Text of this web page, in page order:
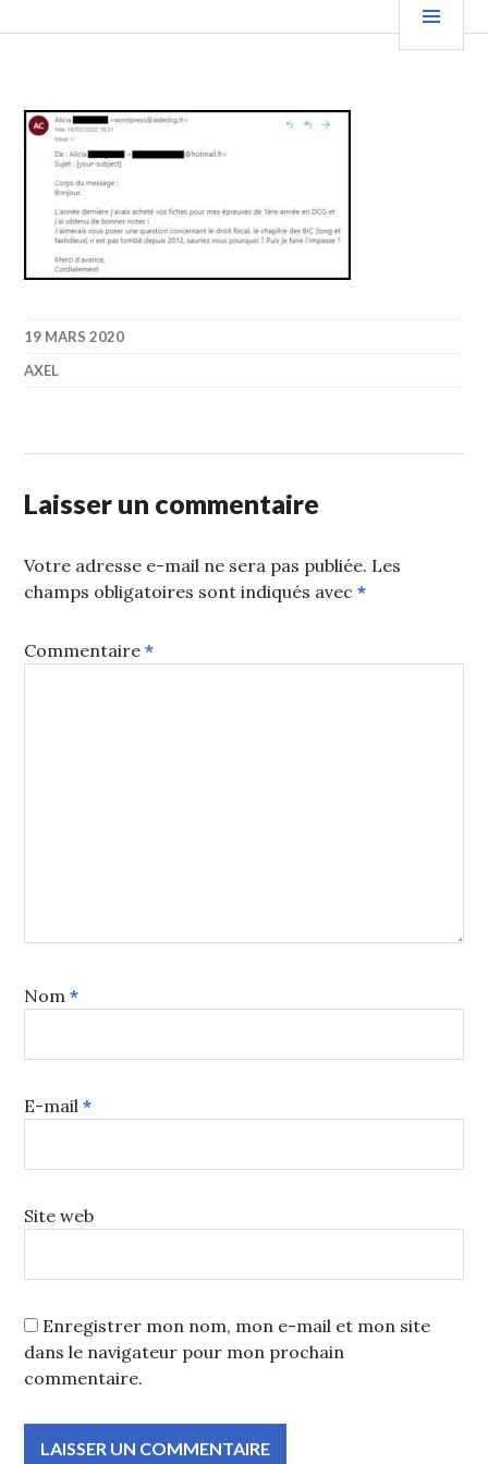
au
19 MARS 2020
AXEL
Laisser un commentaire
Votre adresse e-mail ne sera pas publiée. Les
champs obligatoires sont indiqués avec*
Commentaire*
Nom*
E-mail*
Site web
Enregistrer mon nom, mon e-mail et mon site
dans le navigateur pour mon prochain
commentaire.